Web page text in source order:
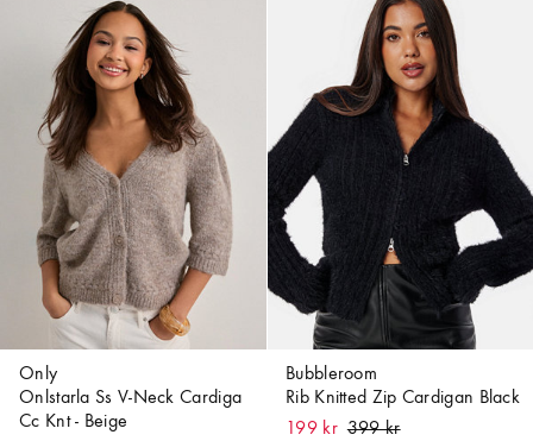
Only
Onlstarla Ss V-Neck Cardiga
Cc Knt - Beige
Bubbleroom
Rib Knitted Zip Cardigan Black
199 kr